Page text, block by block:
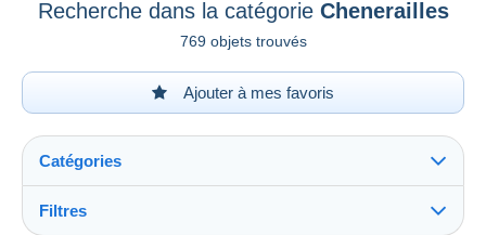
Recherche dans la catégorie Chenerailles
769 objets trouvés
Ajouter à mes favoris
Catégories
Filtres